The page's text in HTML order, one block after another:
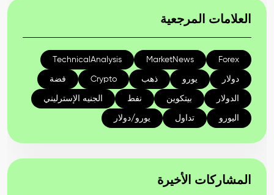
العلامات المرجعية
Forex
MarketNews
TechnicalAnalysis
دولار يورو ذهب Crypto فضة
الدولار بيتكوين نفط الجنيه الإسترليني
اليورو تداول يورو/دولار
المشاركات الأخيرة